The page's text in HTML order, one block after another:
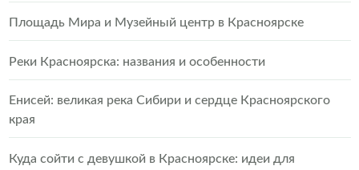
Площадь Мира и Музейный центр в Красноярске
Реки Красноярска: названия и особенности
Енисей: великая река Сибири и сердце Красноярского
края
Куда сойти с девушкой в Красноярске: идеи для